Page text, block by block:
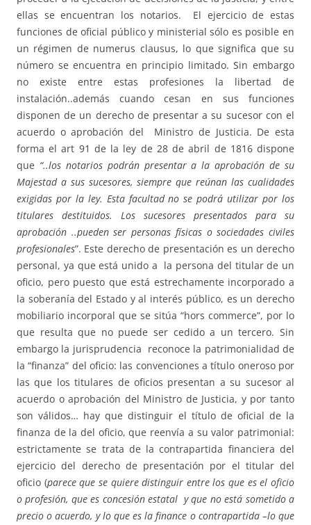
ellas se encuentran los notarios. El ejercicio de estas
funciones de oficial público y ministerial sólo es posible en
un régimen de numerus clausus, lo que significa que su
número se encuentra en principio limitado. Sin embargo
no existe entre estas profesiones la libertad de
instalación..además cuando cesan en sus funciones
disponen de un derecho de presentar a su sucesor con el
acuerdo o aprobación del Ministro de Justicia. De esta
forma el art 91 de la ley de 28 de abril de 1816 dispone
que “..los notarios podrán presentar a la aprobación de su
Majestad a sus sucesores, siempre que reúnan las cualidades
exigidas por la ley. Esta facultad no se podrá utilizar por los
titulares destituidos. Los sucesores presentados para su
aprobación ..pueden ser personas físicas o sociedades civiles
profesionales”. Este derecho de presentación es un derecho
personal, ya que está unido a la persona del titular de un
oficio, pero puesto que está estrechamente incorporado a
la soberanía del Estado y al interés público, es un derecho
mobiliario incorporal que se sitúa “hors commerce”, por lo
que resulta que no puede ser cedido a un tercero. Sin
embargo la jurisprudencia reconoce la patrimonialidad de
la “finanza” del oficio: las convenciones a título oneroso por
las que los titulares de oficios presentan a su sucesor al
acuerdo o aprobación del Ministro de Justicia, y por tanto
son válidos… hay que distinguir el título de oficial de la
finanza de la del oficio, que reenvía a su valor patrimonial:
estrictamente se trata de la contrapartida financiera del
ejercicio del derecho de presentación por el titular del
oficio (parece que se quiere distinguir entre los que es el oficio
o profesión, que es concesión estatal y que no está sometido a
precio o acuerdo, y lo que es la finance o contrapartida –lo que